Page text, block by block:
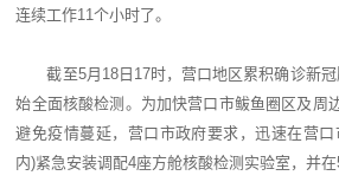
连续工作11个小时了。
截至5月18日17时，营口地区累积确诊新
始全面核酸检测。为加快营口市鲅鱼圈区及周
避免疫情蔓延，营口市政府要求，迅速在营
内)紧急安装调配4座方舱核酸检测实验室，并在